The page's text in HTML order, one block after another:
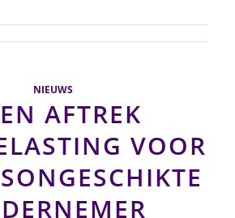
NIEUWS
AFTREK
VOOR